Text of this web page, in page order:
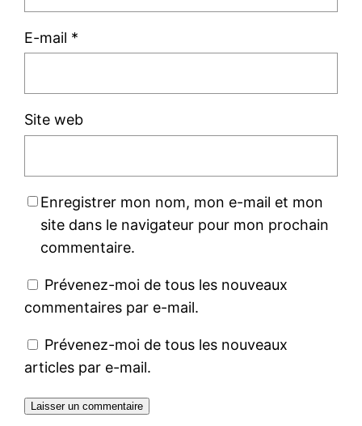
E-mail *
Site web
Enregistrer mon nom, mon e-mail et mon
site dans le navigateur pour mon prochain
commentaire.
Prévenez-moi de tous les nouveaux
commentaires par e-mail.
Prévenez-moi de tous les nouveaux
articles par e-mail.